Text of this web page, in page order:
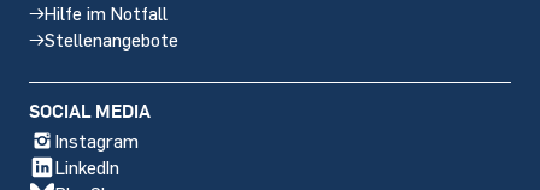
Hilfe im Notfall
Stellenangebote
SOCIAL MEDIA
Instagram
LinkedIn